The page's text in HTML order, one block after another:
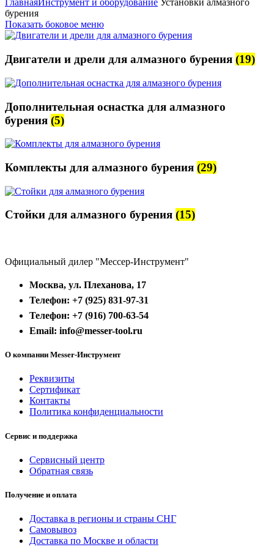
ГлавнаяИнструмент и оборудование Установки алмазного
бурения
Показать боковое меню
Двигатели и дрели для алмазного бурения (19)
Дополнительная оснастка для алмазного
бурения (5)
Комплекты для алмазного бурения (29)
Стойки для алмазного бурения (15)
Официальный дилер "Мессер-Инструмент"
Москва, ул. Плеханова, 17
Телефон: +7 (925) 831-97-31
Телефон: +7 (916) 700-63-54
Email: info@messer-tool.ru
О компании Messer-Инструмент
Реквизиты
Сертификат
Контакты
Политика конфиденциальности
Сервис и поддержка
Сервисный центр
Обратная связь
Получение и оплата
Доставка в регионы и страны СНГ
Самовывоз
Доставка по Москве и области